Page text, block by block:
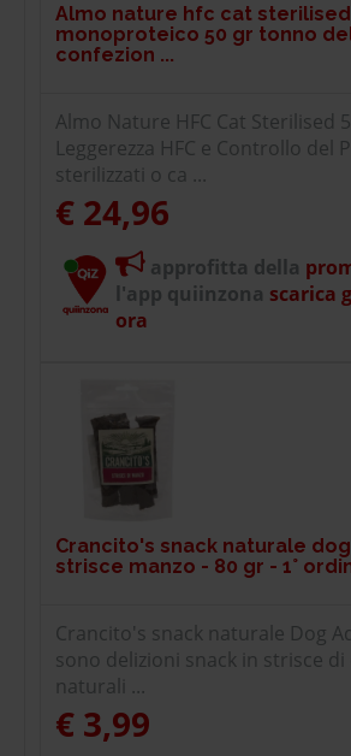
Almo nature hfc cat sterilised
monoproteico 50 gr tonno
confezion ...
Almo Nature HFC Cat Sterilised
Leggerezza HFC e Controllo del
sterilizzati o ca ...
€ 24,96
approfitta della
l'app quiinzona scarica
ora
Crancito's snack naturale
strisce manzo - 80 gr - 1°
Crancito's snack naturale Dog
sono delizioni snack in strisce di
naturali ...
€ 3,99